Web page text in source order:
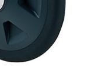
その他楽器
エフェクター